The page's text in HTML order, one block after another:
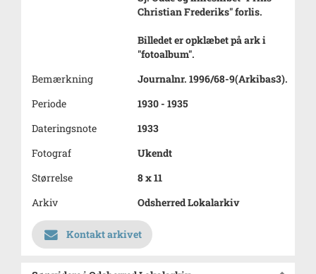
Christian Frederiks" forlis.
Billedet er opklæbet på ark i
"fotoalbum".
Bemærkning
Journalnr. 1996/68-9(Arkibas3).
Periode
1930 - 1935
Dateringsnote
1933
Fotograf
Ukendt
Størrelse
8 x 11
Arkiv
Odsherred Lokalarkiv
Kontakt arkivet